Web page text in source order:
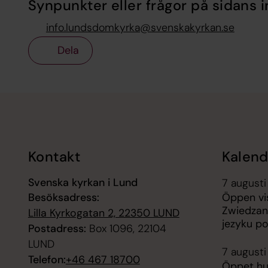
Synpunkter eller frågor på sidans
info.lundsdomkyrka@svenskakyrkan.se
Dela
Kontakt
Svenska kyrkan i Lund
Besöksadress:
Lilla Kyrkogatan 2, 22350 LUND
Postadress: Box 1096, 22104
LUND
Telefon:+46 467 18700
7 augusti
Öppen
jezyku
7 augusti